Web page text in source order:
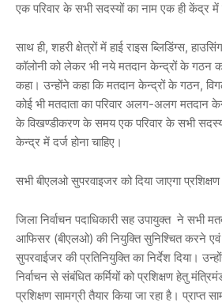
एक परिवार के सभी सदस्यों का नाम एक ही केंद्र में
साथ ही, शहरी क्षेत्रों में हाई राइस ब्लिडिंग्स,
कॉलोनी को लेकर भी नये मतदान केन्द्रों के गठन
कहा। उन्होंने कहा कि मतदान केन्द्रों के गठन,
कोई भी मतदाता का परिवार अलग-अलग मतदान
के विखण्डीकरण के समय एक परिवार के सभी
केन्द्र में दर्ज होना चाहिए।
सभी बीएलओ सुपरवाइजर को दिया जाएगा प्रशिक्षण
जिला निर्वाचन पदाधिकारी सह उपायुक्त ने सभी
आफिसर (बीएलओ) की नियुक्ति सुनिश्चित करने
सुपरवाईजर की प्रतिनियुक्ति का निर्देश दिया।
निर्वाचन से संबंधित कर्मियों को प्रशिक्षण हेतु
प्रशिक्षण सामग्री तैयार किया जा रहा है। प्राप्त